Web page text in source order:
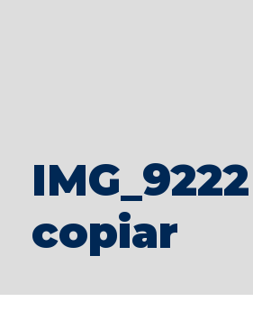
IMG_9222
copiar